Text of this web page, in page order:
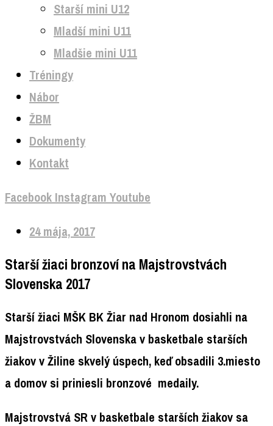
Starší mini U12
Mladší mini U11
Mladšie mini U11
Tréningy
Nábor
ŽBM
Dokumenty
Kontakt
Facebook Instagram Youtube
24 mája, 2017
Starší žiaci bronzoví na Majstrovstvách
Slovenska 2017
Starší žiaci MŠK BK Žiar nad Hronom dosiahli na
Majstrovstvách Slovenska v basketbale starších
žiakov v Žiline skvelý úspech, keď obsadili 3.miesto
a domov si priniesli bronzové medaily.
Majstrovstvá SR v basketbale starších žiakov sa